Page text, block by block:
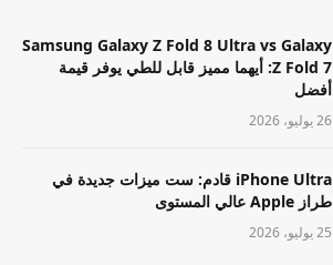
Samsung Galaxy Z Fold 8 Ultra vs Galaxy
Z Fold 7: أيهما مميز قابل للطي يوفر قيمة
أفضل
26 يوليو، 2026
iPhone Ultra قادم: ست ميزات جديدة في
طراز Apple عالي المستوى
25 يوليو، 2026